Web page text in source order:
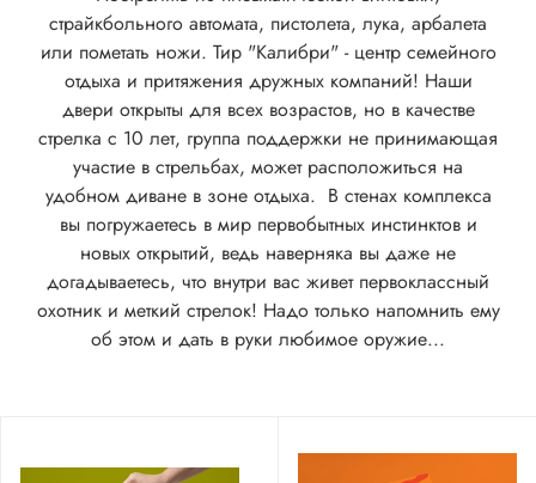
страйкбольного автомата, пистолета, лука, арбалета
или пометать ножи. Тир "Калибри" - центр семейного
отдыха и притяжения дружных компаний! Наши
двери открыты для всех возрастов, но в качестве
стрелка с 10 лет, группа поддержки не принимающая
участие в стрельбах, может расположиться на
удобном диване в зоне отдыха. В стенах комплекса
вы погружаетесь в мир первобытных инстинктов и
новых открытий, ведь наверняка вы даже не
догадываетесь, что внутри вас живет первоклассный
охотник и меткий стрелок! Надо только напомнить ему
об этом и дать в руки любимое оружие...